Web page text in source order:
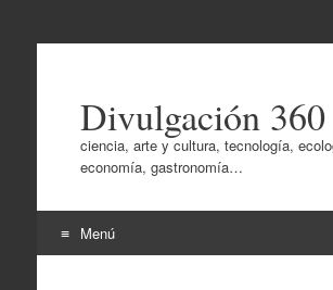
Divulgación 360
ciencia, arte y cultura, tecnología,
economía, gastronomía…
Menú